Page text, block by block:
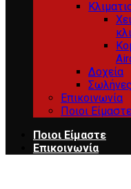
Δοχεία
Επικοινωνία
Ποιοι Είμαστε
Ποιοι Είμαστε
Επικοινωνία